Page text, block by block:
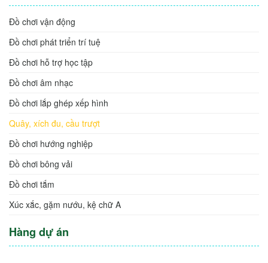
Đồ chơi vận động
Đồ chơi phát triển trí tuệ
Đồ chơi hỗ trợ học tập
Đồ chơi âm nhạc
Đồ chơi lắp ghép xếp hình
Quây, xích đu, cầu trượt
Đồ chơi hướng nghiệp
Đồ chơi bông vải
Đồ chơi tắm
Xúc xắc, gặm nướu, kệ chữ A
Hàng dự án